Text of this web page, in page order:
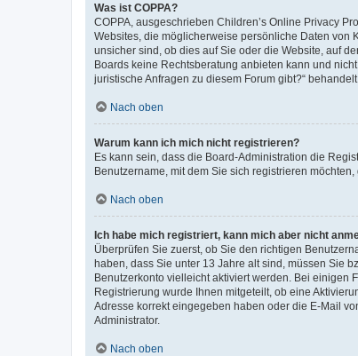
Was ist COPPA?
COPPA, ausgeschrieben Children’s Online Privacy
Websites, die möglicherweise persönliche Daten von
unsicher sind, ob dies auf Sie oder die Website, auf
Boards keine Rechtsberatung anbieten kann und
juristische Anfragen zu diesem Forum gibt?“ behandelt
Nach oben
Warum kann ich mich nicht registrieren?
Es kann sein, dass die Board-Administration die
Benutzername, mit dem Sie sich registrieren
Nach oben
Ich habe mich registriert, kann mich aber nicht
Überprüfen Sie zuerst, ob Sie den richtigen
haben, dass Sie unter 13 Jahre alt sind, müssen Sie
Benutzerkonto vielleicht aktiviert werden. Bei einigen
Registrierung wurde Ihnen mitgeteilt, ob eine
Adresse korrekt eingegeben haben oder die E-Mail
Administrator.
Nach oben